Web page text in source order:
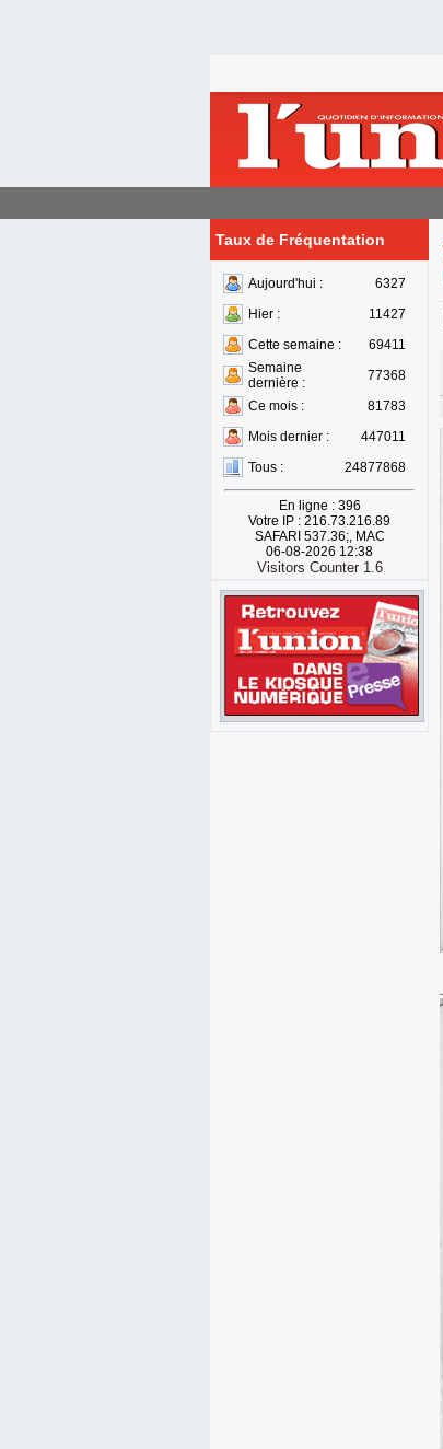
Taux de Fréquentation
Aujourd'hui :
6327
Hier :
11427
Cette semaine :
69411
Semaine
dernière :
77368
Ce mois :
81783
Mois dernier :
447011
Tous :
24877868
En ligne : 396
Votre IP : 216.73.216.89
SAFARI 537.36;, MAC
06-08-2026 12:38
Visitors Counter 1.6